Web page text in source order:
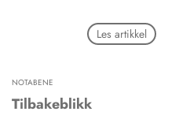
opptatt av når det gjelder
etiske spørsmål. Undertegnede
landsmøtet sist høst, som går
på annonsering. Tidligere var
Les artikkel
NOTABENE
Tilbakeblikk